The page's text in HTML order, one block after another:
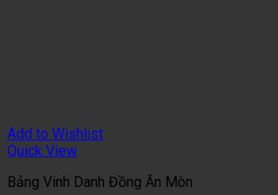
Add to Wishlist
Quick View
Bảng Vinh Danh Đồng Ăn Mòn